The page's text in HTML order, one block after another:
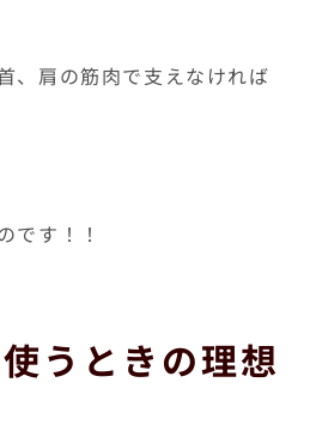
、肩の筋肉で支えなければ
です！！
うときの理想